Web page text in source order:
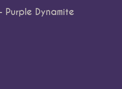
Dynamite